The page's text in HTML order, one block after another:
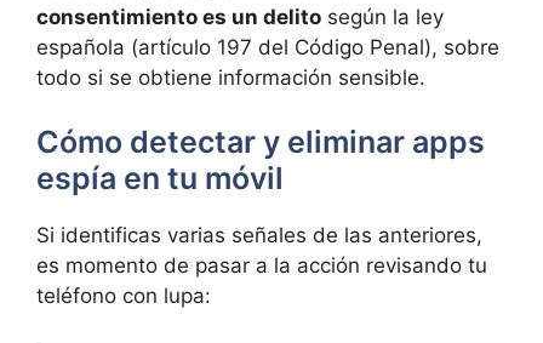
consentimiento es un delito según la ley
española (artículo 197 del Código Penal), sobre
todo si se obtiene información sensible.
Cómo detectar y eliminar apps
espía en tu móvil
Si identificas varias señales de las anteriores,
es momento de pasar a la acción revisando tu
teléfono con lupa: